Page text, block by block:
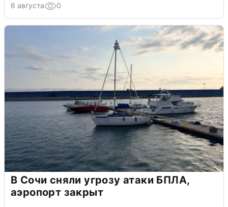
6 августа 0
В Сочи сняли угрозу атаки БПЛА,
аэропорт закрыт